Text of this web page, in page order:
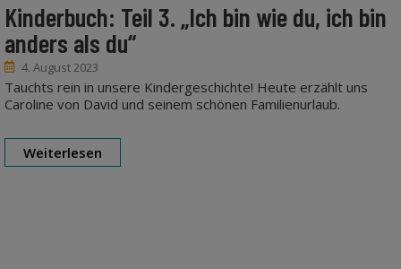
Kinderbuch: Teil 3. „Ich bin wie du, ich bin
anders als du“
4. August 2023
Tauchts rein in unsere Kindergeschichte! Heute erzählt uns
Caroline von David und seinem schönen Familienurlaub.
Weiterlesen